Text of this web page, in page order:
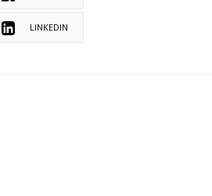
LINKEDIN